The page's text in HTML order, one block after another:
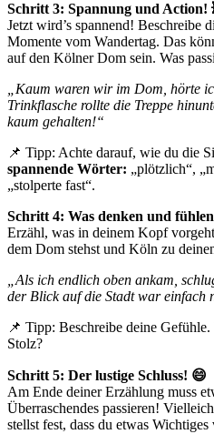
Schritt 3: Spannung und Action!
Jetzt wird’s spannend! Beschreibe
Momente vom Wandertag. Das
auf den Kölner Dom sein. Was
„Kaum waren wir im Dom, hörte
Trinkflasche rollte die Treppe
kaum gehalten!“
📌 Tipp: Achte darauf, wie du die
spannende Wörter: „plötzlich“,
„stolperte fast“.
Schritt 4: Was denken und
Erzähl, was in deinem Kopf
dem Dom stehst und Köln zu
„Als ich endlich oben ankam,
der Blick auf die Stadt war einfach
📌 Tipp: Beschreibe deine
Stolz?
Schritt 5: Der lustige Schluss! 😄
Am Ende deiner Erzählung muss
Überraschendes passieren!
stellst fest, dass du etwas Wichtiges